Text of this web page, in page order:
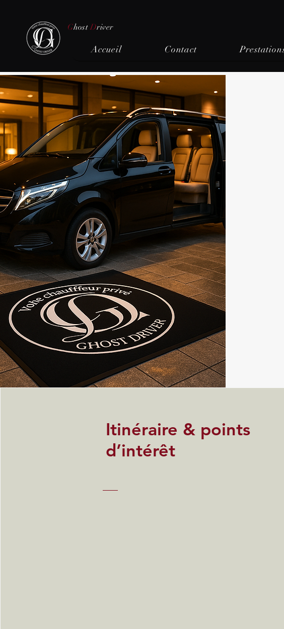
Ghost Driver
Accueil Contact
Itinéraire & points
d’intérêt